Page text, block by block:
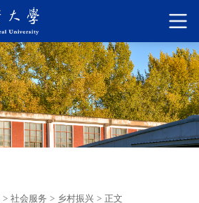
> 社会服务 > 乡村振兴 > 正文